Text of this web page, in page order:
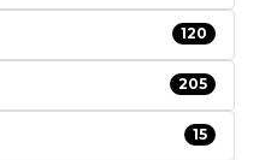
120
205
15